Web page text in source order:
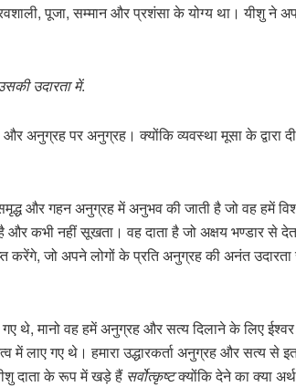
पूजा, सम्मान और प्रशंसा के योग्य था। यीशु ने
उदारता में.
और अनुग्रह पर अनुग्रह। क्योंकि व्यवस्था मूसा के द्वारा
और गहन अनुग्रह में अनुभव की जाती है जो वह हमें
और कभी नहीं सूखता। वह दाता है जो अक्षय भण्डार से
करेंगे, जो अपने लोगों के प्रति अनुग्रह की अनंत
थे, मानो वह हमें अनुग्रह और सत्य दिलाने के लिए
में लाए गए थे। हमारा उद्धारकर्ता अनुग्रह और सत्य से
दाता के रूप में खड़े हैं सर्वोत्कृष्टक्योंकि देने का क्या